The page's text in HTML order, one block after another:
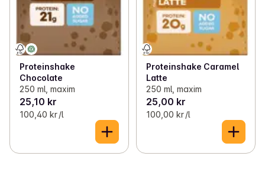
Proteinshake
Chocolate
250 ml, maxim
25,10 kr
100,40 kr /l
Proteinshake Caramel
Latte
250 ml, maxim
25,00 kr
100,00 kr /l